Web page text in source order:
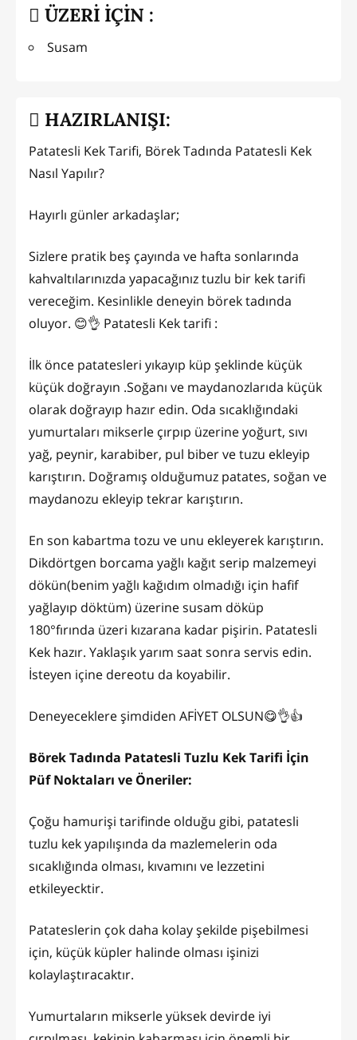
ÜZERİ İÇİN :
Susam
HAZIRLANIŞI:
Patatesli Kek Tarifi, Börek Tadında Patatesli Kek
Nasıl Yapılır?
Hayırlı günler arkadaşlar;
Sizlere pratik beş çayında ve hafta sonlarında
kahvaltılarınızda yapacağınız tuzlu bir kek tarifi
vereceğim. Kesinlikle deneyin börek tadında
oluyor. 😊👌 Patatesli Kek tarifi :
İlk önce patatesleri yıkayıp küp şeklinde küçük
küçük doğrayın .Soğanı ve maydanozlarıda küçük
olarak doğrayıp hazır edin. Oda sıcaklığındaki
yumurtaları mikserle çırpıp üzerine yoğurt, sıvı
yağ, peynir, karabiber, pul biber ve tuzu ekleyip
karıştırın. Doğramış olduğumuz patates, soğan ve
maydanozu ekleyip tekrar karıştırın.
En son kabartma tozu ve unu ekleyerek karıştırın.
Dikdörtgen borcama yağlı kağıt serip malzemeyi
dökün(benim yağlı kağıdım olmadığı için hafif
yağlayıp döktüm) üzerine susam döküp
180°fırında üzeri kızarana kadar pişirin. Patatesli
Kek hazır. Yaklaşık yarım saat sonra servis edin.
İsteyen içine dereotu da koyabilir.
Deneyeceklere şimdiden AFİYET OLSUN😋👌👍
Börek Tadında Patatesli Tuzlu Kek Tarifi İçin
Püf Noktaları ve Öneriler:
Çoğu hamurişi tarifinde olduğu gibi, patatesli
tuzlu kek yapılışında da mazlemelerin oda
sıcaklığında olması, kıvamını ve lezzetini
etkileyecktir.
Patateslerin çok daha kolay şekilde pişebilmesi
için, küçük küpler halinde olması işinizi
kolaylaştıracaktır.
Yumurtaların mikserle yüksek devirde iyi